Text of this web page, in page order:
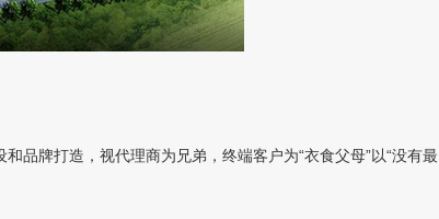
牌打造，视代理商为兄弟，终端客户为“衣食父母”以“没有最